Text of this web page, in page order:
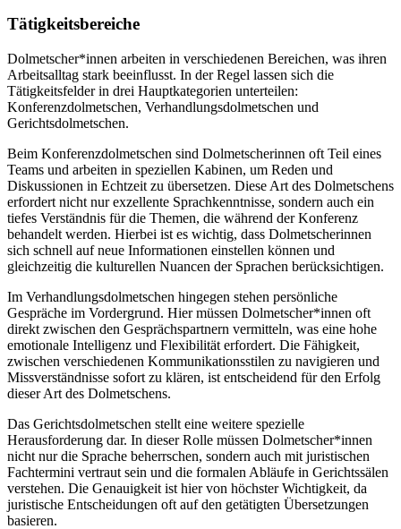
Tätigkeitsbereiche
Dolmetscher*innen arbeiten in verschiedenen Bereichen, was ihren
Arbeitsalltag stark beeinflusst. In der Regel lassen sich die
Tätigkeitsfelder in drei Hauptkategorien unterteilen:
Konferenzdolmetschen, Verhandlungsdolmetschen und
Gerichtsdolmetschen.
Beim Konferenzdolmetschen sind Dolmetscherinnen oft Teil eines
Teams und arbeiten in speziellen Kabinen, um Reden und
Diskussionen in Echtzeit zu übersetzen. Diese Art des Dolmetschens
erfordert nicht nur exzellente Sprachkenntnisse, sondern auch ein
tiefes Verständnis für die Themen, die während der Konferenz
behandelt werden. Hierbei ist es wichtig, dass Dolmetscherinnen
sich schnell auf neue Informationen einstellen können und
gleichzeitig die kulturellen Nuancen der Sprachen berücksichtigen.
Im Verhandlungsdolmetschen hingegen stehen persönliche
Gespräche im Vordergrund. Hier müssen Dolmetscher*innen oft
direkt zwischen den Gesprächspartnern vermitteln, was eine hohe
emotionale Intelligenz und Flexibilität erfordert. Die Fähigkeit,
zwischen verschiedenen Kommunikationsstilen zu navigieren und
Missverständnisse sofort zu klären, ist entscheidend für den Erfolg
dieser Art des Dolmetschens.
Das Gerichtsdolmetschen stellt eine weitere spezielle
Herausforderung dar. In dieser Rolle müssen Dolmetscher*innen
nicht nur die Sprache beherrschen, sondern auch mit juristischen
Fachtermini vertraut sein und die formalen Abläufe in Gerichtssälen
verstehen. Die Genauigkeit ist hier von höchster Wichtigkeit, da
juristische Entscheidungen oft auf den getätigten Übersetzungen
basieren.